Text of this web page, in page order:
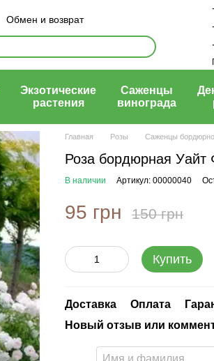
Обмен и возврат
Экзотические
растения
Саженцы
винограда
Главная Розы Саженцы
Роза бордюрная Уайт
В наличии Артикул: 00000040
95 грн 150 грн
Купить
Доставка Оплата
Новый отзыв или